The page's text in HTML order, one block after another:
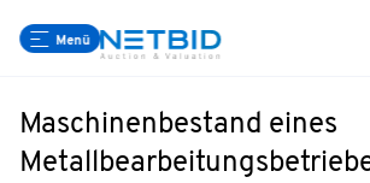
Menü
Maschinenbestand eines